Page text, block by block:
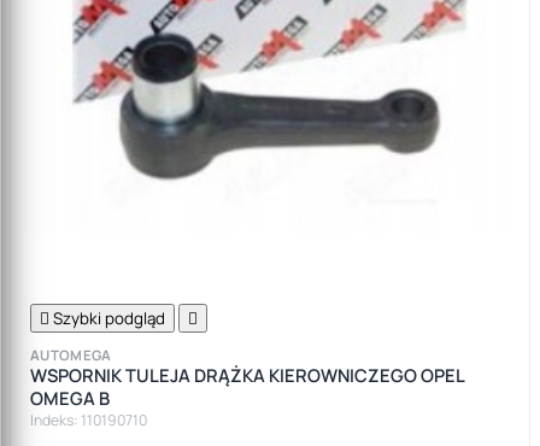
 Szybki podgląd 
AUTOMEGA
WSPORNIK TULEJA DRĄŻKA KIEROWNICZEGO OPEL
OMEGA B
Indeks: 110190710